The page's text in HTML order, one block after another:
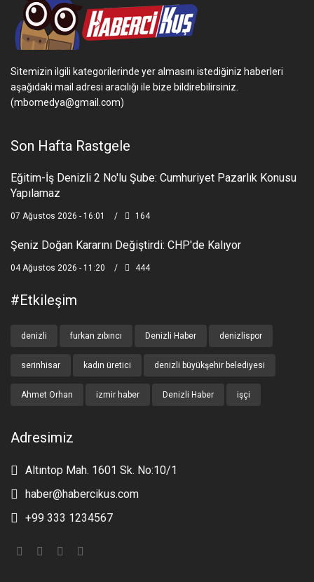
Sitemizin ilgili kategorilerinde yer almasını istediğiniz haberleri
aşağıdaki mail adresi aracılığı ile bize bildirebilirsiniz.
(mbomedya@gmail.com)
Son Hafta Rastgele
Eğitim-İş Denizli 2 No'lu Şube: Cumhuriyet Pazarlık Konusu
Yapılamaz
07 Ağustos 2026 - 16:01 164
Şeniz Doğan Kararını Değiştirdi: CHP'de Kalıyor
04 Ağustos 2026 - 11:20 444
#etkileşim
denizli furkan zıbıncı Denizli Haber denizlispor
serinhisar kadın üretici denizli büyükşehir belediyesi
Ahmet Orhan izmir haber Denizli Haber işçi
Adresimiz
Altıntop Mah. 1601 Sk. No:10/1
haber@habercikus.com
+99 333 1234567